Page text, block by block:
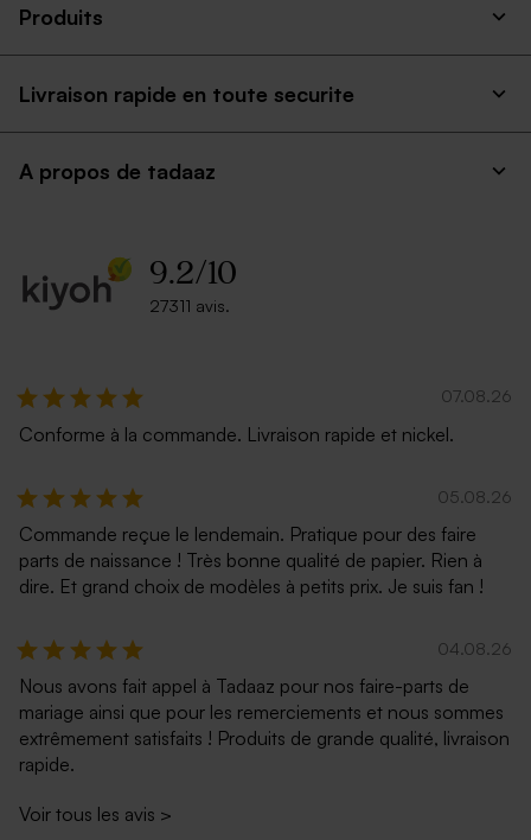
Fraîcheur
Produits
Livraison rapide en toute securite
A propos de tadaaz
9.2/10
27311 avis.
07.08.26
Conforme à la commande. Livraison rapide et nickel.
05.08.26
Commande reçue le lendemain. Pratique pour des faire
parts de naissance ! Très bonne qualité de papier. Rien à
dire. Et grand choix de modèles à petits prix. Je suis fan !
04.08.26
Nous avons fait appel à Tadaaz pour nos faire-parts de
mariage ainsi que pour les remerciements et nous sommes
extrêmement satisfaits ! Produits de grande qualité, livraison
rapide.
Voir tous les avis >